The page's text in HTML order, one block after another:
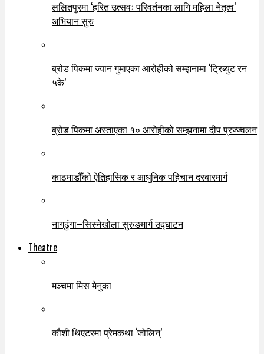
ललितपुरमा ‘हरित उत्सवः परिवर्तनका लागि महिला नेतृत्व’
अभियान सुरु
ब्रोड पिकमा ज्यान गुमाएका आरोहीको सम्झनामा ‘ट्रिब्युट रन
५के’
ब्रोड पिकमा अस्ताएका १० आरोहीको सम्झनामा दीप प्रज्ज्वलन
काठमाडौँको ऐतिहासिक र आधुनिक पहिचान दरबारमार्ग
नागढुंगा–सिस्नेखोला सुरुङमार्ग उद्घाटन
Theatre
मञ्चमा मिस मेनुका
कौशी थिएटरमा प्रेमकथा ‘जोलिन्’